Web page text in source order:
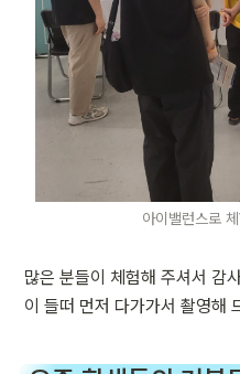
아이밸런스로
많은 분들이 체험해 주셔서 감
이 들떠 먼저 다가가서 촬영해